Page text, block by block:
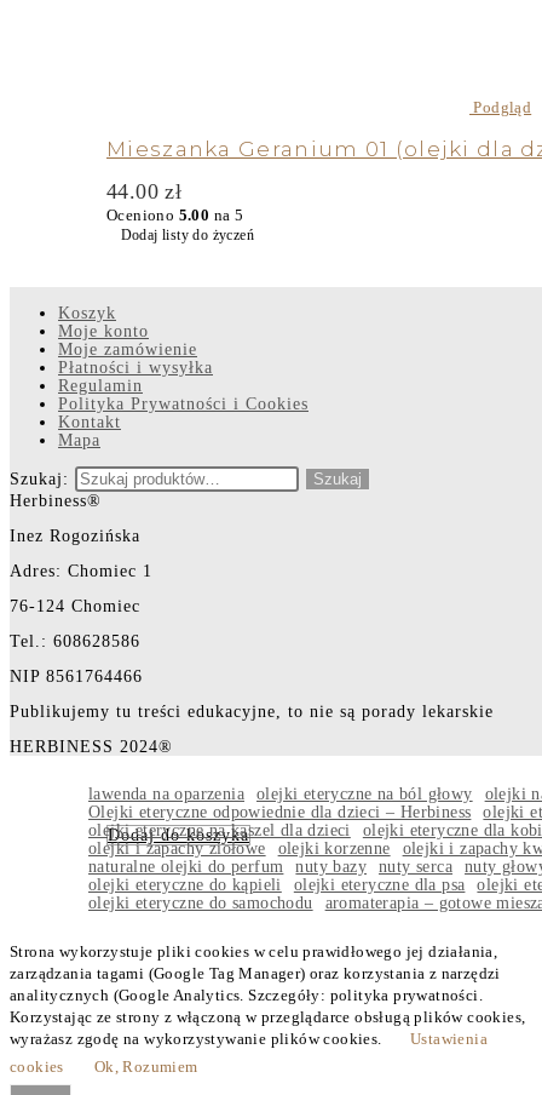
Podgląd
Mieszanka Geranium 01 (olejki dla
44.00zł
Oceniono 5.00 na 5
Dodaj listy do życzeń
Dodaj do koszyka
Koszyk
Moje konto
Moje zamówienie
Płatności i wysyłka
Regulamin
Polityka Prywatności i Cookies
Kontakt
Mapa
Szukaj:
Szukaj
Herbiness®
Inez Rogozińska
Adres: Chomiec 1
76-124 Chomiec
Tel.: 608628586
NIP 8561764466
Publikujemy tu treści edukacyjne, to nie są porady lekarskie
HERBINESS 2024®
lawenda na oparzenia olejki eteryczne na ból głowy
olejki
Olejki eteryczne odpowiednie dla dzieci – Herbiness
olejki
olejki eteryczne na kaszel dla dzieci
olejki eteryczne dla
olejki i zapachy ziołowe
olejki korzenne
olejki i zapachy
naturalne olejki do perfum
nuty bazy nuty serca
nuty
olejki eteryczne do kąpieli
olejki eteryczne dla psa
olejki
olejki eteryczne do samochodu
aromaterapia – gotowe
Strona wykorzystuje pliki cookies w celu prawidłowego jej działania,
zarządzania tagami (Google Tag Manager) oraz korzystania z narzędzi
analitycznych (Google Analytics. Szczegóły: polityka prywatności.
Korzystając ze strony z włączoną w przeglądarce obsługą plików cookies,
wyrażasz zgodę na wykorzystywanie plików cookies.
Ustawienia
cookies
Ok, Rozumiem